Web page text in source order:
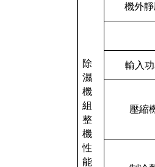
除
濕
機
組
整
機
性
能
機外
輸入
壓縮